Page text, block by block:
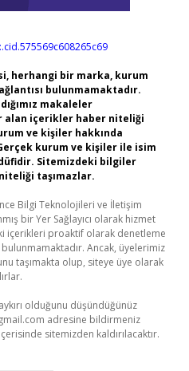
herhangi bir marka, kurum
bulunmamaktadır.
makaleler
alan içerikler haber niteliği
ve kişiler hakkında
kurum ve kişiler ile isim
Sitemizdeki bilgiler
taşımazlar.
Bilgi Teknolojileri ve İletişim
bir Yer Sağlayıcı olarak hizmet
içerikleri proaktif olarak denetleme
Ancak, üyelerimiz
taşımakta olup, siteye üye olarak
olduğunu düşündüğünüz
adresine bildirmeniz
sitemizden kaldırılacaktır.